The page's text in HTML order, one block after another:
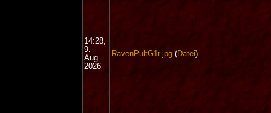
14:28,
9.
Aug.
2026
RavenPultG1r.jpg(Datei)